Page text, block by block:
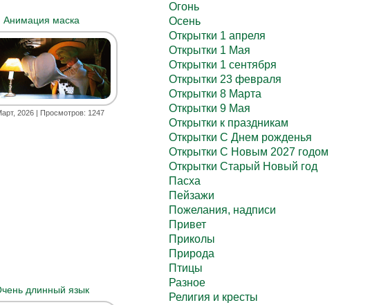
Анимация маска
2026| Просмотров: 1247
длинный язык
Огонь
Осень
Открытки 1 апреля
Открытки 1 Мая
Открытки 1 сентября
Открытки 23 февраля
Открытки 8 Марта
Открытки 9 Мая
Открытки к праздникам
Открытки С Днем рожденья
Открытки С Новым 2027 годом
Открытки Старый Новый год
Пасха
Пейзажи
Пожелания, надписи
Привет
Приколы
Природа
Птицы
Разное
Религия и кресты